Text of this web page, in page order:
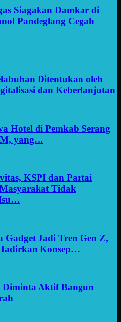
Siagakan Damkar di
Pandeglang Cegah
Ditentukan oleh
dan Keberlanjutan
Hotel di Pemkab Serang
M, yang…
KSPI dan Partai
Tidak
Gadget Jadi Tren Gen Z,
Konsep…
Diminta Aktif Bangun